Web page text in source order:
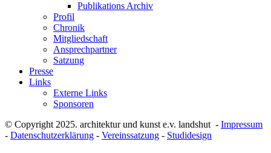
Publikations Archiv
Profil
Chronik
Mitgliedschaft
Ansprechpartner
Satzung
Presse
Links
Externe Links
Sponsoren
© Copyright 2025. architektur und kunst e.v. landshut - Impressum
- Datenschutzerklärung - Vereinssatzung - Studidesign